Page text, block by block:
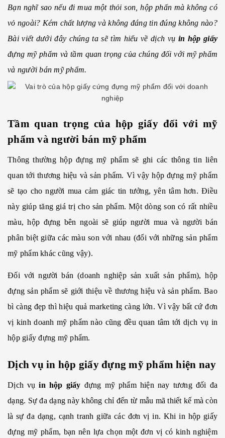
Bạn nghĩ sao nếu đi mua một thỏi son, hộp phấn mà không có
vỏ ngoài? Kém chất lượng và không đáng tin đúng không nào?
Bài viết dưới đây chúng ta sẽ tìm hiểu về dịch vụ in hộp giấy
đựng mỹ phẩm và tầm quan trọng của chúng đối với mỹ phẩm
và người bán mỹ phẩm.
Tầm quan trọng của hộp giấy đối với mỹ
phẩm và người bán mỹ phẩm
Thông thường hộp đựng mỹ phẩm sẽ ghi các thông tin liên
quan tới thương hiệu và sản phẩm. Vì vậy hộp đựng mỹ phẩm
sẽ tạo cho người mua cảm giác tin tưởng, yên tâm hơn. Điều
này giúp tăng giá trị cho sản phẩm. Một dòng son có rất nhiều
màu, hộp đựng bên ngoài sẽ giúp người mua và người bán
phân biệt giữa các màu son với nhau (đối với những sản phẩm
mỹ phẩm khác cũng vậy).
Đối với người bán (doanh nghiệp sản xuất sản phẩm), hộp
đựng sản phẩm sẽ giới thiệu về thương hiệu và sản phẩm. Bao
bì càng đẹp thì hiệu quả marketing càng lớn. Vì vậy bất cứ đơn
vị kinh doanh mỹ phẩm nào cũng đều quan tâm tới dịch vụ in
hộp giấy đựng mỹ phẩm.
Dịch vụ in hộp giấy đựng mỹ phẩm hiện nay
Dịch vụin hộp giấy đựng mỹ phẩm hiện nay tương đối đa
dạng. Sự đa dạng này không chỉ đến từ mẫu mã thiết kế mà còn
là sự đa dạng, cạnh tranh giữa các đơn vị in. Khi in hộp giấy
đựng mỹ phẩm, bạn nên lựa chọn một đơn vị có kinh nghiệm